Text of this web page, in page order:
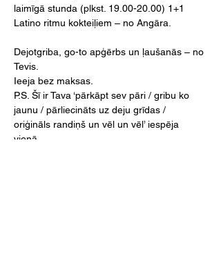
laimīgā stunda (plkst. 19.00-20.00) 1+1
Latino ritmu kokteiļiem – no Angāra.
Dejotgriba, go-to apģērbs un ļaušanās – no
Tevis.
Ieeja bez maksas.
P.S. Šī ir Tava ‘pārkāpt sev pāri / gribu ko
jaunu / pārliecināts uz deju grīdas /
oriģināls randiņš un vēl un vēl’ iespēja
vienā.